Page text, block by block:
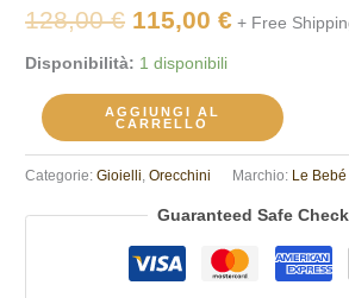
128,00€ originale
era:
128,00 €.
115,00€ attuale
115,00 €.
+ Free
Disponibilità: 1 disponibili
quantità
AGGIUNGI AL
CARRELLO
Categorie:Gioielli,Orecchini Marchio: Le Bebé
Guaranteed Safe